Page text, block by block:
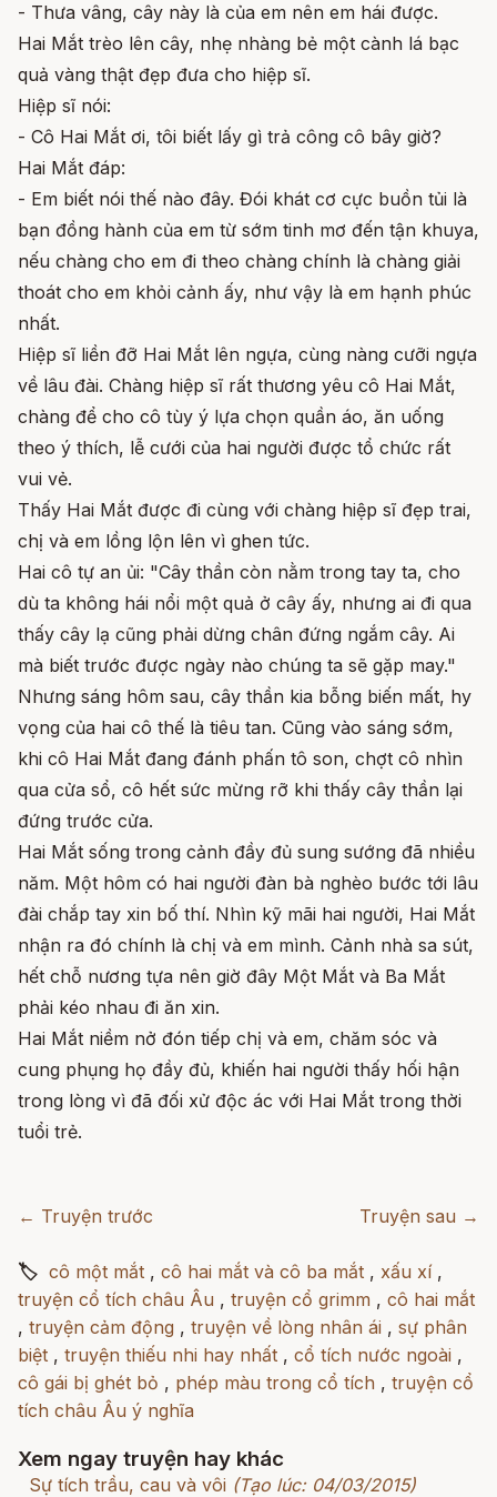
- Thưa vâng, cây này là của em nên em hái được.
Hai Mắt trèo lên cây, nhẹ nhàng bẻ một cành lá bạc
quả vàng thật đẹp đưa cho hiệp sĩ.
Hiệp sĩ nói:
- Cô Hai Mắt ơi, tôi biết lấy gì trả công cô bây giờ?
Hai Mắt đáp:
- Em biết nói thế nào đây. Đói khát cơ cực buồn tủi là
bạn đồng hành của em từ sớm tinh mơ đến tận khuya,
nếu chàng cho em đi theo chàng chính là chàng giải
thoát cho em khỏi cảnh ấy, như vậy là em hạnh phúc
nhất.
Hiệp sĩ liền đỡ Hai Mắt lên ngựa, cùng nàng cưỡi ngựa
về lâu đài. Chàng hiệp sĩ rất thương yêu cô Hai Mắt,
chàng để cho cô tùy ý lựa chọn quần áo, ăn uống
theo ý thích, lễ cưới của hai người được tổ chức rất
vui vẻ.
Thấy Hai Mắt được đi cùng với chàng hiệp sĩ đẹp trai,
chị và em lồng lộn lên vì ghen tức.
Hai cô tự an ủi: "Cây thần còn nằm trong tay ta, cho
dù ta không hái nổi một quả ở cây ấy, nhưng ai đi qua
thấy cây lạ cũng phải dừng chân đứng ngắm cây. Ai
mà biết trước được ngày nào chúng ta sẽ gặp may."
Nhưng sáng hôm sau, cây thần kia bỗng biến mất, hy
vọng của hai cô thế là tiêu tan. Cũng vào sáng sớm,
khi cô Hai Mắt đang đánh phấn tô son, chợt cô nhìn
qua cửa sổ, cô hết sức mừng rỡ khi thấy cây thần lại
đứng trước cửa.
Hai Mắt sống trong cảnh đầy đủ sung sướng đã nhiều
năm. Một hôm có hai người đàn bà nghèo bước tới lâu
đài chắp tay xin bố thí. Nhìn kỹ mãi hai người, Hai Mắt
nhận ra đó chính là chị và em mình. Cảnh nhà sa sút,
hết chỗ nương tựa nên giờ đây Một Mắt và Ba Mắt
phải kéo nhau đi ăn xin.
Hai Mắt niềm nở đón tiếp chị và em, chăm sóc và
cung phụng họ đầy đủ, khiến hai người thấy hối hận
trong lòng vì đã đối xử độc ác với Hai Mắt trong thời
tuổi trẻ.
← Truyện trước Truyện sau →
🏷 cô một mắt , cô hai mắt và cô ba mắt , xấu xí,
truyện cổ tích châu Âu , truyện cổ grimm , cô hai mắt
, truyện cảm động , truyện về lòng nhân ái , sự phân
biệt , truyện thiếu nhi hay nhất , cổ tích nước ngoài ,
cô gái bị ghét bỏ , phép màu trong cổ tích , truyện cổ
tích châu Âu ý nghĩa
Xem ngay truyện hay khác
Sự tích trầu, cau và vôi (Tạo lúc: 04/03/2015)